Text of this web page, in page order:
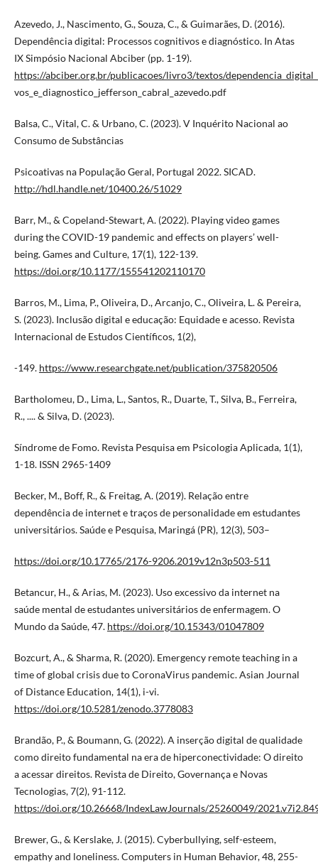
Azevedo, J., Nascimento, G., Souza, C., & Guimarães, D. (2016).
Dependência digital: Processos cognitivos e diagnóstico. In Atas
IX Simpósio Nacional Abciber (pp. 1-19).
https://abciber.org.br/publicacoes/livro3/textos/
vos_e_diagnostico_jefferson_cabral_azevedo.pdf
Balsa, C., Vital, C. & Urbano, C. (2023). V Inquérito Nacional ao
Consumo de Substâncias
Psicoativas na População Geral, Portugal 2022. SICAD.
http://hdl.handle.net/10400.26/51029
Barr, M., & Copeland-Stewart, A. (2022). Playing video games
during the COVID-19 pandemic and effects on players’ well-
being. Games and Culture, 17(1), 122-139.
https://doi.org/10.1177/155541202110170
Barros, M., Lima, P., Oliveira, D., Arcanjo, C., Oliveira, L. & Pereira,
S. (2023). Inclusão digital e educação: Equidade e acesso. Revista
Internacional de Estudos Científicos, 1(2),
-149. https://www.researchgate.net/publication/375820506
Bartholomeu, D., Lima, L., Santos, R., Duarte, T., Silva, B., Ferreira,
R., .... & Silva, D. (2023).
Síndrome de Fomo. Revista Pesquisa em Psicologia Aplicada, 1(1),
1-18. ISSN 2965-1409
Becker, M., Boff, R., & Freitag, A. (2019). Relação entre
dependência de internet e traços de personalidade em estudantes
universitários. Saúde e Pesquisa, Maringá (PR), 12(3), 503–
https://doi.org/10.17765/2176-9206.2019v12n3p503-511
Betancur, H., & Arias, M. (2023). Uso excessivo da internet na
saúde mental de estudantes universitários de enfermagem. O
Mundo da Saúde, 47. https://doi.org/10.15343/01047809
Bozcurt, A., & Sharma, R. (2020). Emergency remote teaching in a
time of global crisis due to CoronaVirus pandemic. Asian Journal
of Distance Education, 14(1), i-vi.
https://doi.org/10.5281/zenodo.3778083
Brandão, P., & Boumann, G. (2022). A inserção digital de qualidade
como direito fundamental na era de hiperconectividade: O direito
a acessar direitos. Revista de Direito, Governança e Novas
Tecnologias, 7(2), 91-112.
https://doi.org/10.26668/IndexLawJournals/25260049/
Brewer, G., & Kerslake, J. (2015). Cyberbullying, self-esteem,
empathy and loneliness. Computers in Human Behavior, 48, 255-